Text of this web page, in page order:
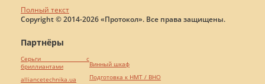
Полный текст
Copyright © 2014-2026 «Протокол». Все права защищены.
Партнёры
Серьги с
бриллиантами
alliancetechnika.ua
Винный шкаф
Подготовка к НМТ / ВНО